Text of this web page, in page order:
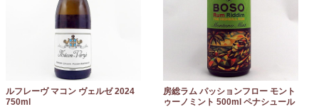
ルフレーヴ マコン ヴェルゼ 2024
750ml
房総ラム パッションフロー モント
ゥーノミント 500ml ペナシュール